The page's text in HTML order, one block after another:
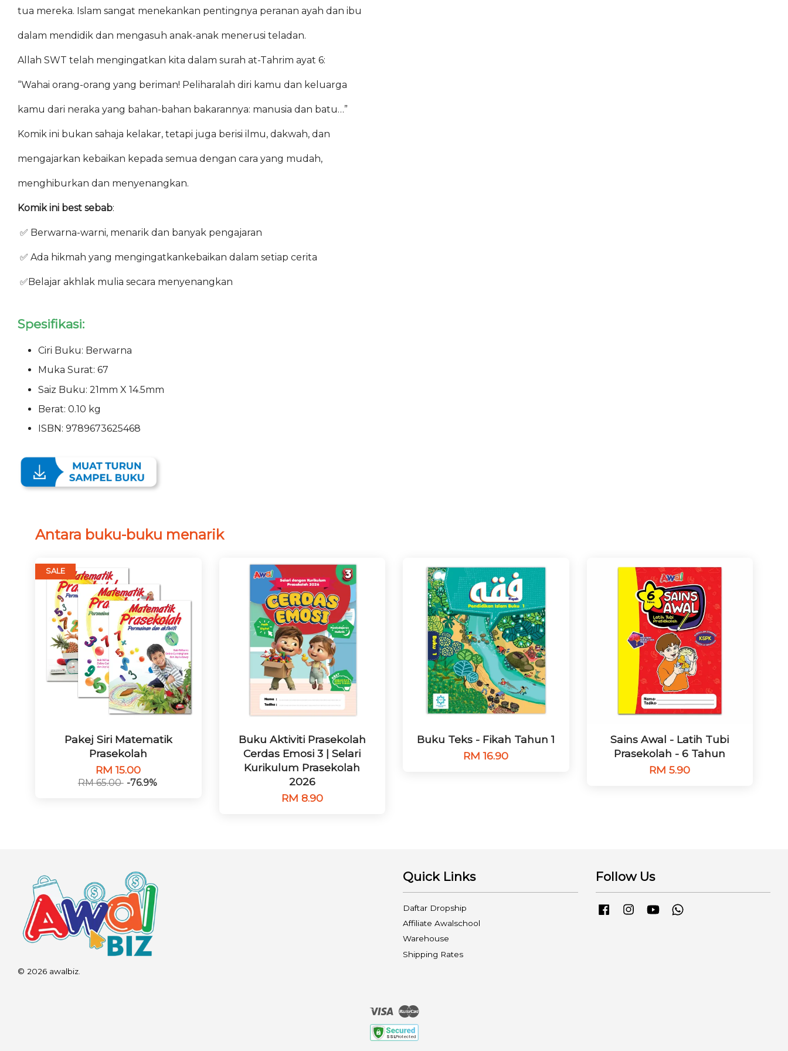
tua mereka. Islam sangat menekankan pentingnya peranan ayah dan ibu
dalam mendidik dan mengasuh anak-anak menerusi teladan.
Allah SWT telah mengingatkan kita dalam surah at-Tahrim ayat 6:
“Wahai orang-orang yang beriman! Peliharalah diri kamu dan keluarga
kamu dari neraka yang bahan-bahan bakarannya: manusia dan batu…”
Komik ini bukan sahaja kelakar, tetapi juga berisi ilmu, dakwah, dan
mengajarkan kebaikan kepada semua dengan cara yang mudah,
menghiburkan dan menyenangkan.
Komik ini best sebab:
✅ Berwarna-warni, menarik dan banyak pengajaran
✅ Ada hikmah yang mengingatkankebaikan dalam setiap cerita
✅Belajar akhlak mulia secara menyenangkan
Spesifikasi:
Ciri Buku: Berwarna
Muka Surat: 67
Saiz Buku: 21mm X 14.5mm
Berat: 0.10 kg
ISBN: 9789673625468
Antara buku-buku menarik
SALE
Pakej Siri Matematik
Prasekolah
RM 15.00
RM 65.00 -76.9%
Buku Aktiviti Prasekolah
Cerdas Emosi 3 | Selari
Kurikulum Prasekolah
2026
RM 8.90
Buku Teks - Fikah Tahun 1
RM 16.90
Sains Awal - Latih Tubi
Prasekolah - 6 Tahun
RM 5.90
© 2026 awalbiz.
Quick Links
Daftar Dropship
Affiliate Awalschool
Warehouse
Shipping Rates
Follow Us
FacebookInstagramYouTube
Visa Master